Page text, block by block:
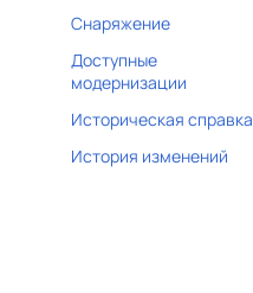
Снаряжение
Доступные
модернизации
Историческая справка
История изменений